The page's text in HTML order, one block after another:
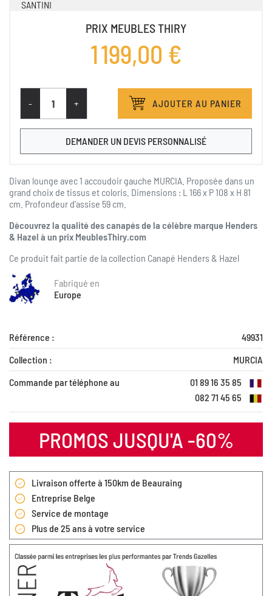
SANTINI
Tissu Santos Ocre
PRIX MEUBLES THIRY
1 199,00 €
- + AJOUTER AU PANIER
DEMANDER UN DEVIS PERSONNALISÉ
Divan lounge avec 1 accoudoir gauche MURCIA. Proposée dans un
grand choix de tissus et coloris. Dimensions : L 166 x P 108 x H 81
cm. Profondeur d'assise 59 cm.
Découvrez la qualité des canapés de la célèbre marque Henders
& Hazel à un prix MeublesThiry.com
Ce produit fait partie de la collection Canapé Henders & Hazel
Fabriqué en
Europe
Référence :
49931
Collection :
MURCIA
Commande par téléphone au
01 89 16 35 85
082 71 45 65
PROMOS JUSQU'A -60%
Livraison offerte à 150km de Beauraing
Entreprise Belge
Service de montage
Plus de 25 ans à votre service